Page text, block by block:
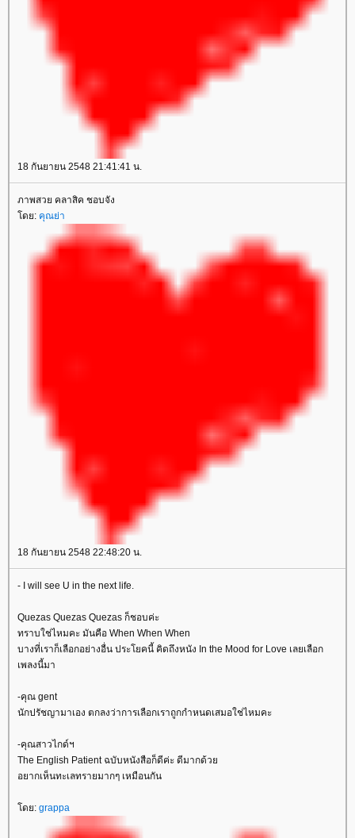
18 กันยายน 2548 21:41:41 น.
ภาพสวย คลาสิค ชอบจัง
ดย: คุณย่า
18 กันยายน 2548 22:48:20 น.
- I will see U in the next life.
Quezas Quezas Quezas ก็ชอบค่ะ
ทราบใช่ไหมคะ มันคือ When When When
บางที่เราก็เลือกอย่างอื่น ประโยคนี้ คิดถึงหนัง In the Mood for Love เลยเลือก
เพลงนี้มา
-คุณ gent
นักปรัชญามาเอง ตกลงว่าการเลือกเราถูกกำหนดเสมอใช่ไหมคะ
-คุณสาวไกด์ฯ
The English Patient ฉบับหนังสือก็ดีค่ะ ดีมากด้ว
อยากเห็นทะเลทรายมากๆ เหมือนกัน
ดย: grappa